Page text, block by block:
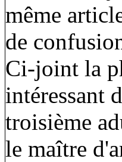
même
de
Ci-joint la
intéressant
troisième
le maître